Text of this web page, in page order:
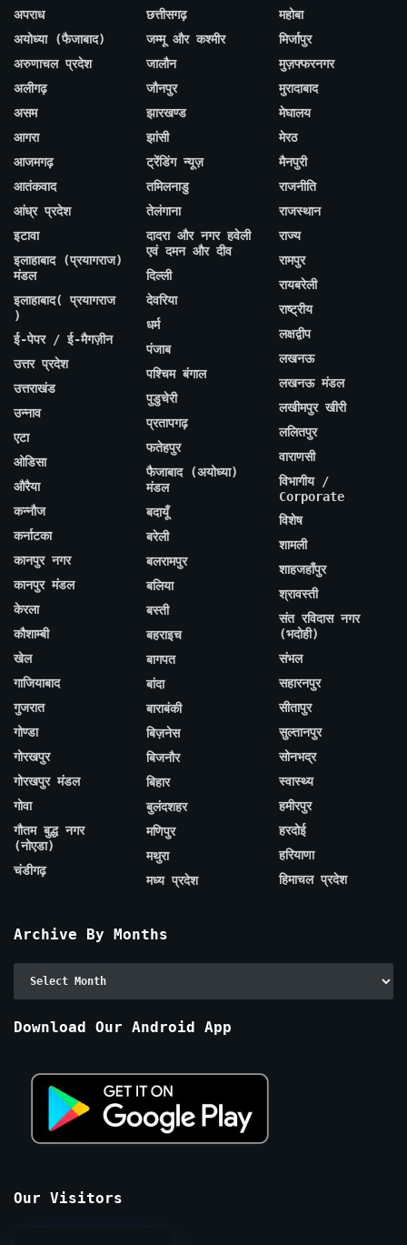
अपराध
अयोध्या (फैजाबाद)
अरुणाचल प्रदेश
अलीगढ़
असम
आगरा
आजमगढ़
आतंकवाद
आंध्र प्रदेश
इटावा
इलाहाबाद (प्रयागराज)
मंडल
इलाहाबाद( प्रयागराज
)
ई-पेपर / ई-मैगज़ीन
उत्तर प्रदेश
उत्तराखंड
उन्नाव
एटा
ओडिसा
औरैया
कन्नौज
कर्नाटका
कानपुर नगर
कानपुर मंडल
केरला
कौशाम्बी
खेल
गाजियाबाद
गुजरात
गोण्डा
गोरखपुर
गोरखपुर मंडल
गोवा
गौतम बुद्ध नगर
(नोएडा)
चंडीगढ़
छत्तीसगढ़
जम्मू और कश्मीर
जालौन
जौनपुर
झारखण्ड
झांसी
ट्रेंडिंग न्यूज़
तमिलनाडु
तेलंगाना
दादरा और नगर हवेली
एवं दमन और दीव
दिल्ली
देवरिया
धर्म
पंजाब
पश्चिम बंगाल
पुडुचेरी
प्रतापगढ़
फतेहपुर
फैजाबाद (अयोध्या)
मंडल
बदायूँ
बरेली
बलरामपुर
बलिया
बस्ती
बहराइच
बागपत
बांदा
बाराबंकी
बिज़नेस
बिजनौर
बिहार
बुलंदशहर
मणिपुर
मथुरा
मध्य प्रदेश
महोबा
मिर्जापुर
मुज़फ्फरनगर
मुरादाबाद
मेघालय
मेरठ
मैनपुरी
राजनीति
राजस्थान
राज्य
रामपुर
रायबरेली
राष्ट्रीय
लक्षद्वीप
लखनऊ
लखनऊ मंडल
लखीमपुर खीरी
ललितपुर
वाराणसी
विभागीय /
Corporate
विशेष
शामली
शाहजहाँपुर
श्रावस्ती
संत रविदास नगर
(भदोही)
संभल
सहारनपुर
सीतापुर
सुल्तानपुर
सोनभद्र
स्वास्थ्य
हमीरपुर
हरदोई
हरियाणा
हिमाचल प्रदेश
Archive By Months
Archive
Download Our Android App
Our Visitors